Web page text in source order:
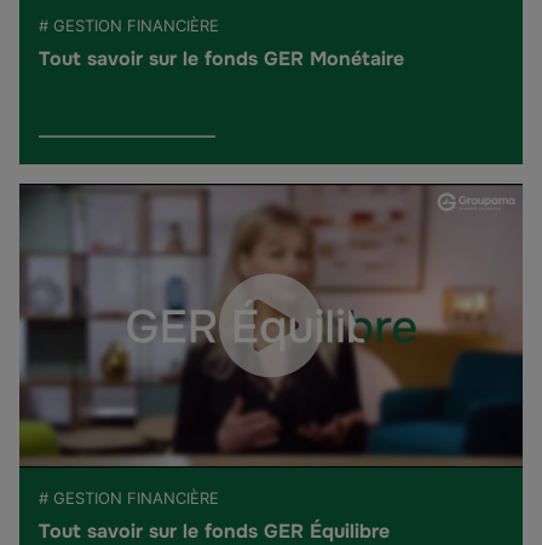
# GESTION FINANCIÈRE
Tout savoir sur le fonds GER Monétaire
# GESTION FINANCIÈRE
Tout savoir sur le fonds GER Équilibre